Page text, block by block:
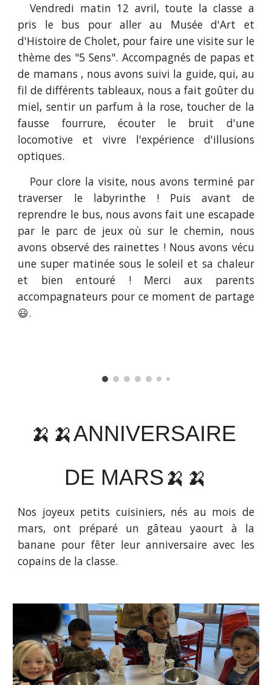
Vendredi matin 12 avril, toute la classe a
pris le bus pour aller au Musée d'Art et
d'Histoire de Cholet, pour faire une visite sur le
thème des "5 Sens". Accompagnés de papas et
de mamans , nous avons suivi la guide, qui, au
fil de différents tableaux, nous a fait goûter du
miel, sentir un parfum à la rose, toucher de la
fausse fourrure, écouter le bruit d'une
locomotive et vivre l'expérience d'illusions
optiques.
Pour clore la visite, nous avons terminé par
traverser le labyrinthe ! Puis avant de
reprendre le bus, nous avons fait une escapade
par le parc de jeux où sur le chemin, nous
avons observé des rainettes ! Nous avons vécu
une super matinée sous le soleil et sa chaleur
et bien entouré ! Merci aux parents
accompagnateurs pour ce moment de partage
😃.
🍌🍌ANNIVERSAIRE
DE MARS🍌🍌
Nos joyeux petits cuisiniers, nés au mois de
mars, ont préparé un gâteau yaourt à la
banane pour fêter leur anniversaire avec les
copains de la classe.